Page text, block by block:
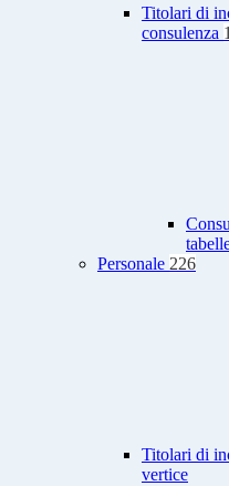
Titolari di
consulenza
Personale 226
Titolari di
vertice